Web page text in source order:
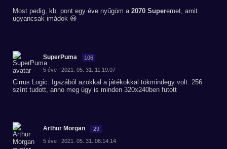
Most pedig, kb. pont egy éve nyűgöm a 2070 Superemet, amit
ugyancsak imádok 😃
SuperPuma 106
5 éve | 2021. 05. 31. 11:19:07
Cirrus Logic. Igazából azokkal a játékokkal tökmindegy volt. 256
színt tudott, anno meg úgy is minden 320x240ben futott
Arthur Morgan 29
5 éve | 2021. 05. 31. 06:14:14